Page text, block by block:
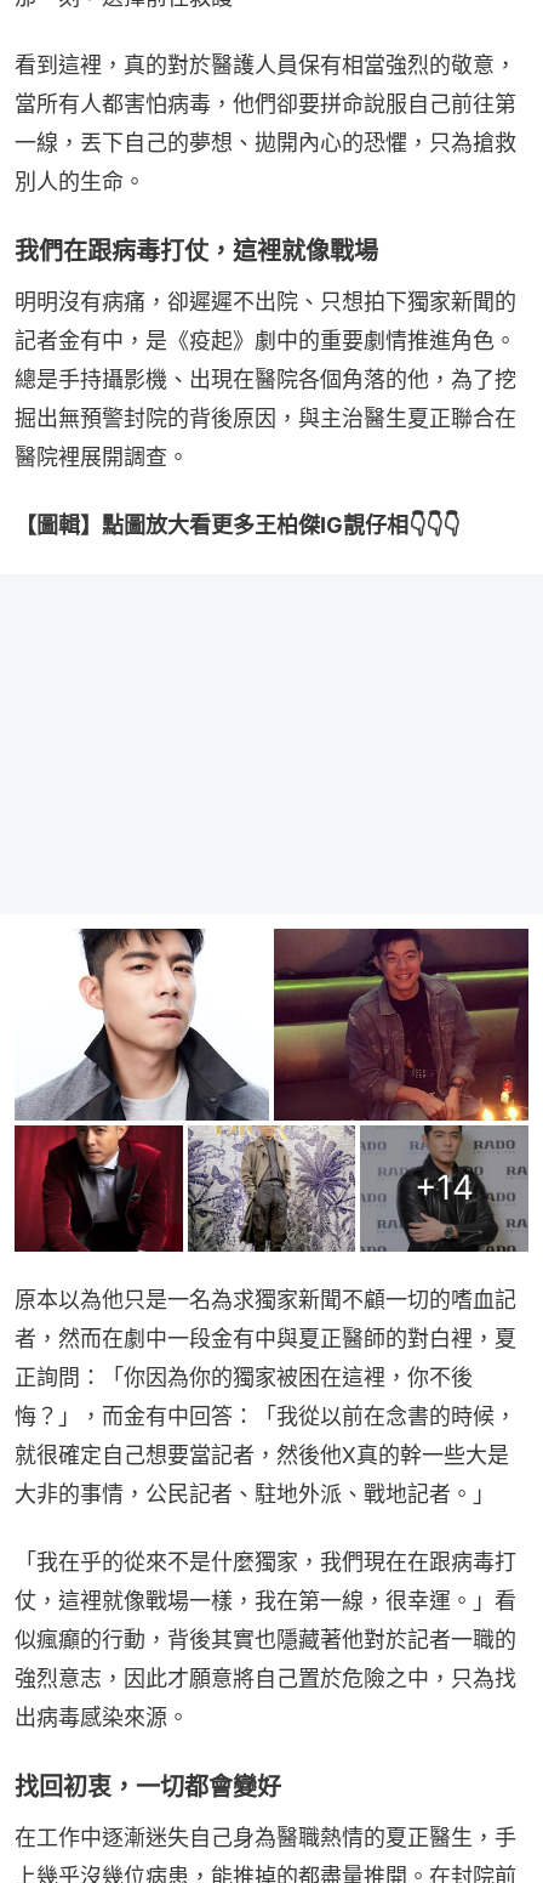
看到這裡，真的對於醫護人員保有相當強烈的敬意，
當所有人都害怕病毒，他們卻要拼命說服自己前往第
一線，丟下自己的夢想、拋開內心的恐懼，只為搶救
別人的生命。
我們在跟病毒打仗，這裡就像戰場
明明沒有病痛，卻遲遲不出院、只想拍下獨家新聞的
記者金有中，是《疫起》劇中的重要劇情推進角色。
總是手持攝影機、出現在醫院各個角落的他，為了挖
掘出無預警封院的背後原因，與主治醫生夏正聯合在
醫院裡展開調查。
【圖輯】點圖放大看更多王柏傑IG靚仔相👇👇👇
+14
原本以為他只是一名為求獨家新聞不顧一切的嗜血記
者，然而在劇中一段金有中與夏正醫師的對白裡，夏
正詢問：「你因為你的獨家被困在這裡，你不後
悔？」，而金有中回答：「我從以前在念書的時候，
就很確定自己想要當記者，然後他X真的幹一些大是
大非的事情，公民記者、駐地外派、戰地記者。」
「我在乎的從來不是什麼獨家，我們現在在跟病毒打
仗，這裡就像戰場一樣，我在第一線，很幸運。」看
似瘋癲的行動，背後其實也隱藏著他對於記者一職的
強烈意志，因此才願意將自己置於危險之中，只為找
出病毒感染來源。
找回初衷，一切都會變好
在工作中逐漸迷失自己身為醫職熱情的夏正醫生，手
上幾乎沒幾位病患，能推掉的都盡量推開。在封院前